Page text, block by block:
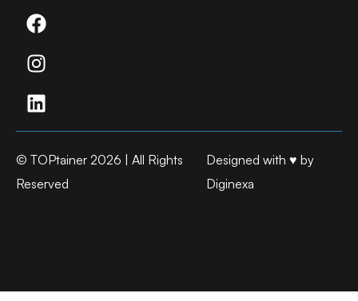
© TOPtainer 2026 | All Rights
Reserved
Designed with ♥ by
Diginexa​